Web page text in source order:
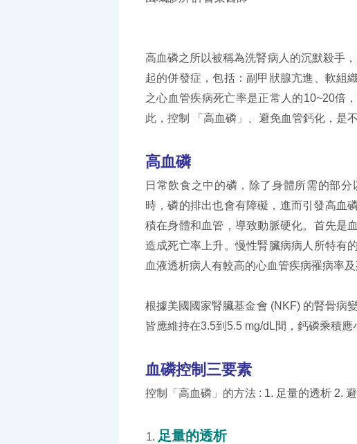
高血磷之所以被稱為洗腎病人的沉默殺手
起的併發症，包括：副甲狀腺亢進、軟組
之心血管疾病死亡率是正常人的10~20倍
此，控制 「高血磷」、避免血管鈣化，是
高血磷
日常飲食之中的磷，除了身體所需的部
時，磷的排出也會有障礙，進而引發高血
積在身體和血管，導致動脈硬化。首先是
造成死亡率上升。慢性腎臟病病人所特有
血液透析病人有較高的心血管疾病罹病率及
根據美國國家腎臟基金會 (NKF) 的腎骨病
皆應維持在3.5到5.5 mg/dL間，鈣磷乘積應
血磷控制三要素
控制「高血磷」的方法 : 1. 足量的透析 2.
足量的透析